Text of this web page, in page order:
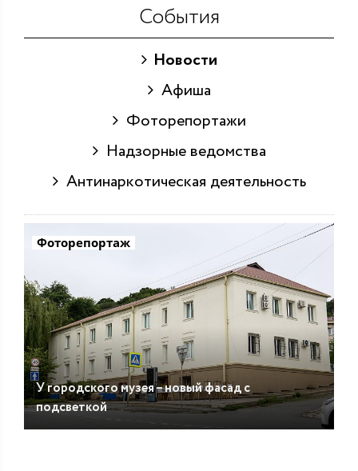
События
Новости
Афиша
Фоторепортажи
Надзорные ведомства
Антинаркотическая деятельность
Фоторепортаж
У городского музея – новый фасад с
подсветкой